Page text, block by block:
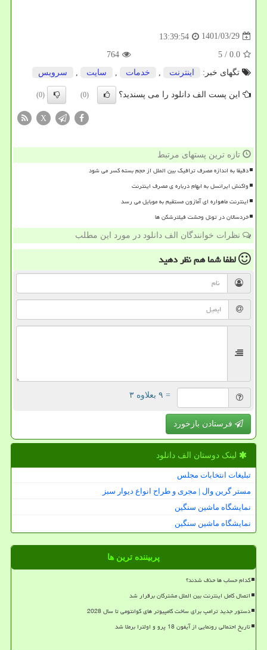
1401/03/29
13:39:54
0.0
/ 5
764
تگهای خبر:
اینترنت خدمات سایت سرویس
این پست الف دانلود را می پسندید؟ (0)
(0)
X
تازه ترین پستهای مرتبط
دقیقا به اندازه مصرف ترافیک بین الملل از حجم بسته کسر می شود
واکنش ایرانسل به ابهام درباره ی مصرف اینترنت
اینترنت ماهواره ای آمازون مستقیم به موبایل می رسد
خردسالان در تونل وحشت فیلترشکن ها
نظرات خوانندگان الف دانلود در مورد این مطلب
لطفا شما همنظر دهید
= ۹ بعلاوه ۳
فرستادن بازخورد
لینک دوستان الف دانلود
تبلیغات انتخابات مجلس
مستر گرین وال | مجری و طراح انواع دیوار سبز
نمایشگاه ماشین سنگین
نمایشگاه ماشین سنگین
پربیننده ترین ها
کدام حساب ها حذف شدند؟
اتصال کامل اینترنت بین الملل مشترکان برقرار شد
دستور جدید ترامپ برای ساخت کامپیوتر های کوانتومی تا سال 2028
تاریخ احتمالی رونمایی از آیفون 18 پرو و اولترا برملا شد